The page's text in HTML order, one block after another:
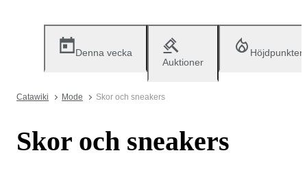
Denna vecka
Auktioner
Höjdpunkter
Catawiki Mode Skor och sneakers
Skor och sneakers